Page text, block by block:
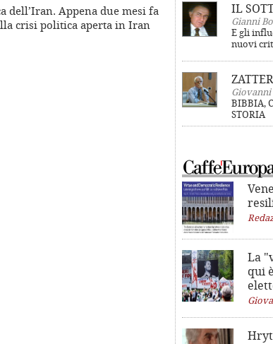
Appena due mesi fa
crisi politica aperta in Iran
IL
Gianni
E gli
nuovi
BIBBIA,
STORIA
La
qui